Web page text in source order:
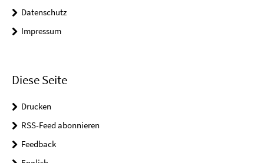
Datenschutz
Impressum
Diese Seite
Drucken
RSS-Feed abonnieren
Feedback